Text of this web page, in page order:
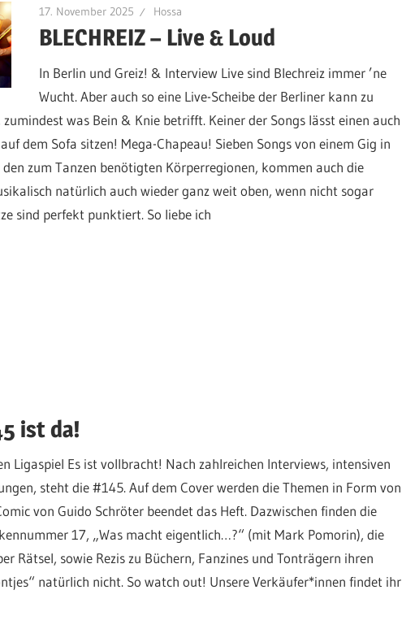
17. November 2025 Hossa
BLECHREIZ – Live & Loud
In Berlin und Greiz! & Interview Live sind Blechreiz immer ’ne
Wucht. Aber auch so eine Live-Scheibe der Berliner kann zu
was Bein & Knie betrifft. Keiner der Songs lässt einen auch
dem Sofa sitzen! Mega-Chapeau! Sieben Songs von einem Gig in
zum Tanzen benötigten Körperregionen, kommen auch die
natürlich auch wieder ganz weit oben, wenn nicht sogar
sind perfekt punktiert. So liebe ich
ist da!
Ligaspiel Es ist vollbracht! Nach zahlreichen Interviews, intensiven
steht die #145. Auf dem Cover werden die Themen in Form von
von Guido Schröter beendet das Heft. Dazwischen finden die
17, „Was macht eigentlich…?“ (mit Mark Pomorin), die
Rätsel, sowie Rezis zu Büchern, Fanzines und Tonträgern ihren
natürlich nicht. So watch out! Unsere Verkäufer*innen findet ihr